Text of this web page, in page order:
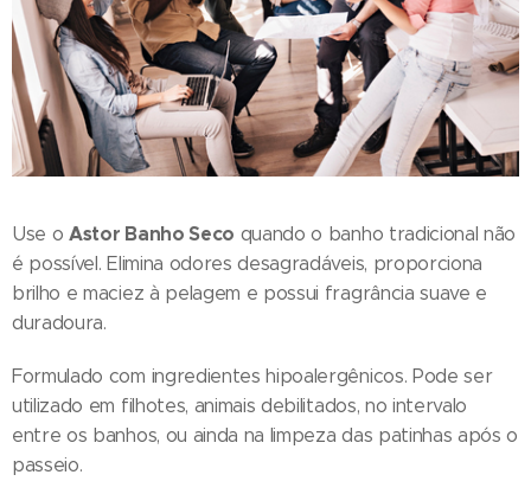
Use oAstor Banho Seco quando o banho tradicional não
é possível. Elimina odores desagradáveis, proporciona
brilho e maciez à pelagem e possui fragrância suave e
duradoura.
Formulado com ingredientes hipoalergênicos. Pode ser
utilizado em filhotes, animais debilitados, no intervalo
entre os banhos, ou ainda na limpeza das patinhas após o
passeio.